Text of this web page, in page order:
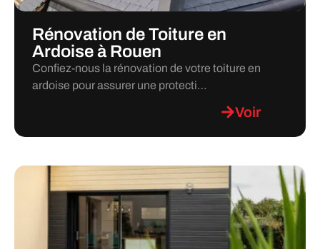
Rénovation de Toiture en
Ardoise à Rouen
Confiez-nous la rénovation de votre toiture en
ardoise pour assurer une protecti…
Voir